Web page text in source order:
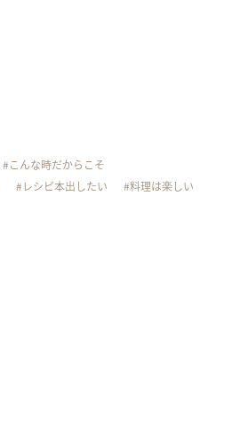
こんな時だからこそ
レシピ本出したい
料理は楽しい